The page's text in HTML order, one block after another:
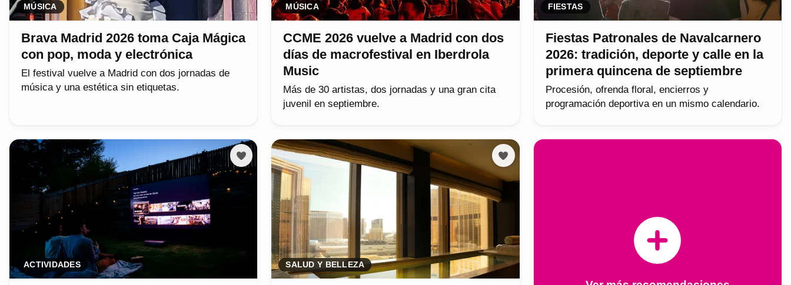
MÚSICA
Brava Madrid 2026 toma Caja Mágica
con pop, moda y electrónica
El festival vuelve a Madrid con dos jornadas de
música y una estética sin etiquetas.
MÚSICA
CCME 2026 vuelve a Madrid con dos
días de macrofestival en Iberdrola
Music
Más de 30 artistas, dos jornadas y una gran cita
juvenil en septiembre.
FIESTAS
Fiestas Patronales de Navalcarnero
2026: tradición, deporte y calle en la
primera quincena de septiembre
Procesión, ofrenda floral, encierros y
programación deportiva en un mismo calendario.
ACTIVIDADES SALUD Y BELLEZA